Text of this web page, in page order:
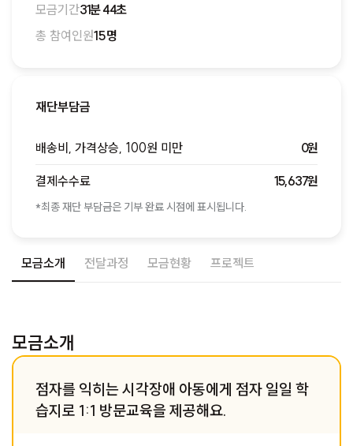
모금소개 전달과정 모금현황 프로젝트
모금소개
점자를 익히는 시각장애 아동에게 점자 일일 학
습지로 1:1 방문교육을 제공해요.
모금기간31분 44초
총 참여인원15명
재단부담금
배송비, 가격상승, 100원 미만 0원
결제수수료 15,637원
*최종 재단 부담금은 기부 완료 시점에 표시됩니다.